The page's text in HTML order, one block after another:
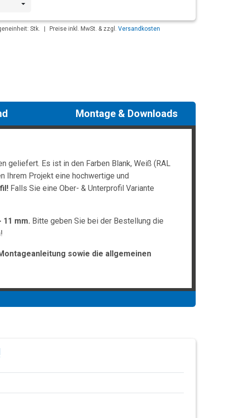
Stk. Preise inkl. MwSt. & zzgl. Versandkosten
Montage & Downloads
geliefert. Es ist in den Farben Blank, Weiß (RAL
Ihrem Projekt eine hochwertige und
Falls Sie eine Ober- & Unterprofil Variante
mm. Bitte geben Sie bei der Bestellung die
sowie die allgemeinen